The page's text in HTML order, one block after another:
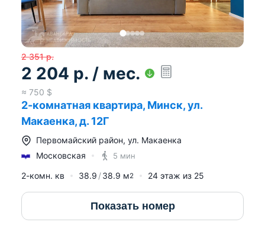
2 351 р.
2 204 р. / мес.
≈ 750 $
2-комнатная квартира, Минск, ул.
Макаенка, д. 12Г
Первомайский район, ул. Макаенка
Московская
5 мин
2-комн. кв 38.9 38.9 м2 24 этаж из 25
Показать номер